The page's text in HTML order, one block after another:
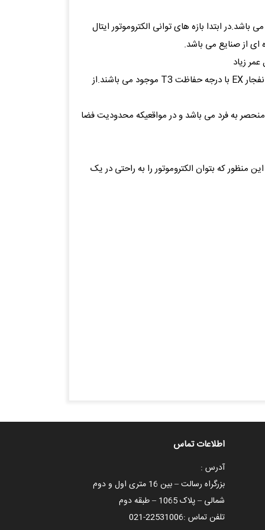
ابتدا بازه های توانی الکتروموتور ایتال
زیاد
* الکتروموتورهای ایتال موتورز در تیپها و دورهای مختلف از قبیل ؛ کلاچ دار، رله، شافت بلند، ترمزدار، هالوشافت، تخت(Flat) و ضد انفجار EX با درجه حفاظت T3 موجود می باشند.از
مختلف موجود است .این ویژگی بسیار منحصر به فرد می باشد و در مواقعیکه محدودیت فضا
که بتوان الکتروموتور را به راحتی در یک
اطلاعات تماس
آدرس :
بزرگراه رسالت – بین 16 متری اول و دوم
شمالی – پلاک 1065 – طبقه دوم
تلفن تماس :021-22531006